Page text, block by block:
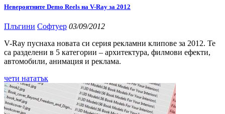
Невероятните Demo Reels на V-Ray за 2012
Плъгини Софтуер 03/09/2012
V-Ray пуснаха новата си серия рекламни клипове за 2012. Те
са разделени в 5 категории – архитектура, филмови ефекти,
автомобили, анимация и реклама.
чети нататък